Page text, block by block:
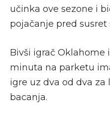
učinka ove sezone i
pojačanje pred
Bivši igrač Oklahome
minuta na parketu
igre uz dva od dva za
bacanja.